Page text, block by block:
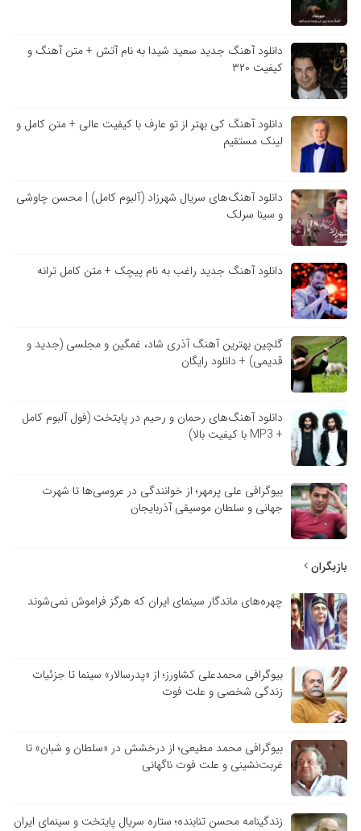
دانلود آهنگ جدید سعید شیدا به نام آتش + متن آهنگ و
کیفیت ۳۲۰
دانلود آهنگ کی بهتر از تو عارف با کیفیت عالی + متن کامل و
لینک مستقیم
دانلود آهنگ‌های سریال شهرزاد (آلبوم کامل) | محسن چاوشی
و سینا سرلک
دانلود آهنگ جدید راغب به نام پیچک + متن کامل ترانه
گلچین بهترین آهنگ آذری شاد، غمگین و مجلسی (جدید و
قدیمی) + دانلود رایگان
دانلود آهنگ‌های رحمان و رحیم در پایتخت (فول آلبوم کامل
+ MP3 با کیفیت بالا)
بیوگرافی علی پرمهر؛ از خوانندگی در عروسی‌ها تا شهرت
جهانی و سلطان موسیقی آذربایجان
چهره‌های ماندگار سینمای ایران که هرگز فراموش نمی‌شوند
بیوگرافی محمدعلی کشاورز؛ از «پدرسالار» سینما تا جزئیات
زندگی شخصی و علت فوت
بیوگرافی محمد مطیعی؛ از درخشش در «سلطان و شبان» تا
غربت‌نشینی و علت فوت ناگهانی
زندگینامه محسن تنابنده؛ ستاره سریال پایتخت و سینمای ایران